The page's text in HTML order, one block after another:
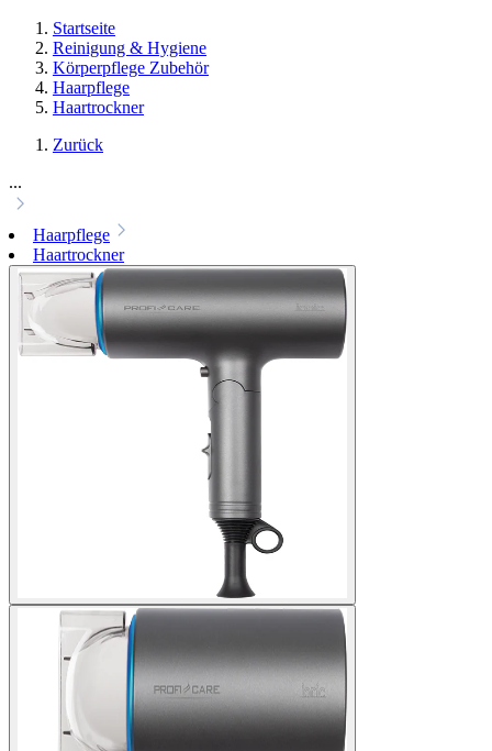
Startseite
Reinigung & Hygiene
Körperpflege Zubehör
Haarpflege
Haartrockner
Zurück
...
Haarpflege
Haartrockner